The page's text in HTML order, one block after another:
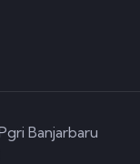
Banjarbaru